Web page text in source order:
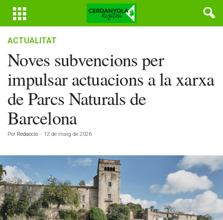
ACTUALITAT
Noves subvencions per
impulsar actuacions a la xarxa
de Parcs Naturals de
Barcelona
Por Redacció - 12 de maig de 2026